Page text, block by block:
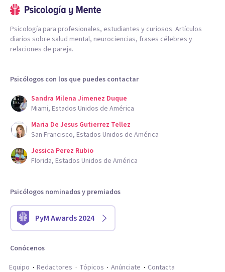
Psicología para profesionales, estudiantes y curiosos. Artículos
diarios sobre salud mental, neurociencias, frases célebres y
relaciones de pareja.
Psicólogos con los que puedes contactar
Sandra Milena Jimenez Duque
Miami, Estados Unidos de América
Maria De Jesus Gutierrez Tellez
San Francisco, Estados Unidos de América
Jessica Perez Rubio
Florida, Estados Unidos de América
Psicólogos nominados y premiados
PyM Awards 2024
Conócenos
Equipo
Redactores Tópicos Anúnciate Contacta